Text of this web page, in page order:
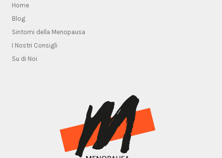
Home
Blog
Sintomi della Menopausa
I Nostri Consigli
Su di Noi